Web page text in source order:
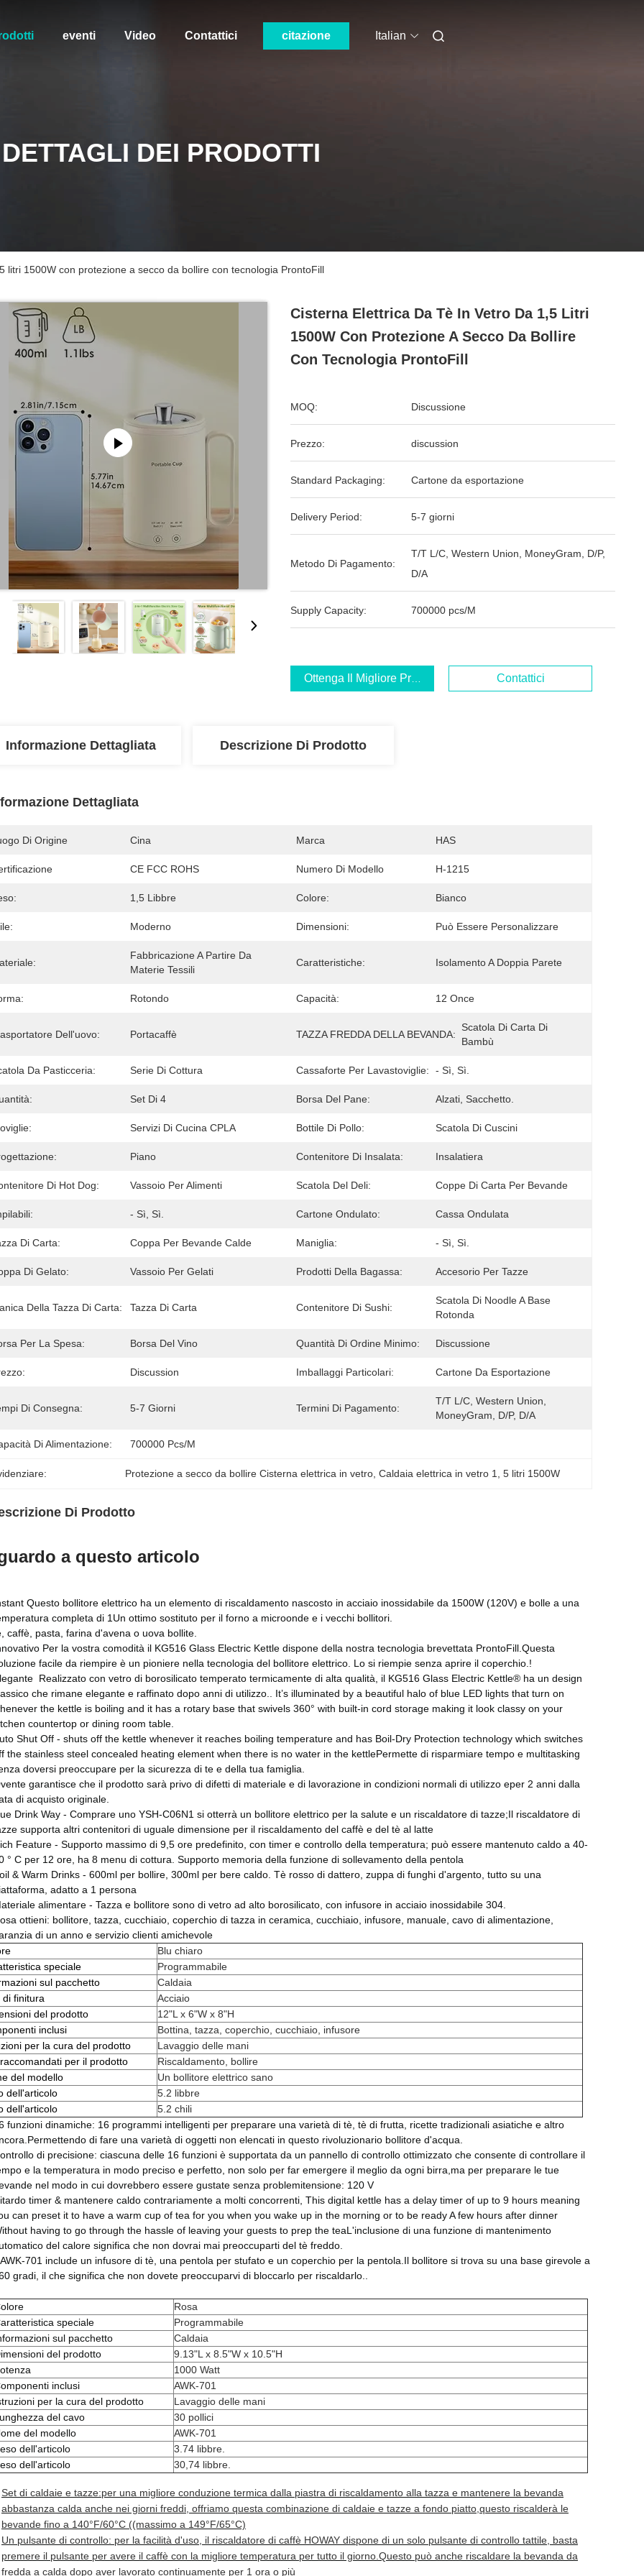
eventi Video Contattici citazione Italian
DETTAGLI DEI PRODOTTI
litri 1500W con protezione a secco da bollire con tecnologia ProntoFill
Cisterna Elettrica Da Tè In Vetro Da 1,5 Litri
1500W Con Protezione A Secco Da Bollire
Con Tecnologia ProntoFill
MOQ: Discussione
Prezzo: discussion
Standard Packaging: Cartone da esportazione
Delivery Period: 5-7 giorni
Metodo Di Pagamento:
T/T L/C, Western Union, MoneyGram, D/P,
D/A
Supply Capacity: 700000 pcs/M
Ottenga Il Migliore Prezzo Contattici
Informazione Dettagliata Descrizione Di Prodotto
Dettagliata
Di Origine Cina Marca HAS
CE FCC ROHS Numero Di Modello H-1215
1,5 Libbre Colore: Bianco
Moderno Dimensioni: Può Essere Personalizzare
Fabbricazione A Partire Da
Materie Tessili
Caratteristiche: Isolamento A Doppia Parete
Rotondo Capacità: 12 Once
Dell'uovo: Portacaffè TAZZA FREDDA DELLA BEVANDA:
Scatola Di Carta Di
Bambù
Da Pasticceria: Serie Di Cottura Cassaforte Per Lavastoviglie: - Sì, Sì.
Set Di 4 Borsa Del Pane: Alzati, Sacchetto.
Servizi Di Cucina CPLA Bottile Di Pollo: Scatola Di Cuscini
Piano Contenitore Di Insalata: Insalatiera
Di Hot Dog: Vassoio Per Alimenti Scatola Del Deli: Coppe Di Carta Per Bevande
- Sì, Sì. Cartone Ondulato: Cassa Ondulata
Di Carta: Coppa Per Bevande Calde Maniglia: - Sì, Sì.
Di Gelato: Vassoio Per Gelati Prodotti Della Bagassa: Accesorio Per Tazze
Della Tazza Di Carta: Tazza Di Carta Contenitore Di Sushi:
Scatola Di Noodle A Base
Rotonda
Per La Spesa: Borsa Del Vino Quantità Di Ordine Minimo: Discussione
Discussion Imballaggi Particolari: Cartone Da Esportazione
Di Consegna: 5-7 Giorni Termini Di Pagamento:
T/T L/C, Western Union,
MoneyGram, D/P, D/A
Di Alimentazione: 700000 Pcs/M
Protezione a secco da bollire Cisterna elettrica in vetro , Caldaia elettrica in vetro 1 , 5 litri 1500W
Di Prodotto
a questo articolo
Questo bollitore elettrico ha un elemento di riscaldamento nascosto in acciaio inossidabile da 1500W (120V) e bolle a una
completa di 1Un ottimo sostituto per il forno a microonde e i vecchi bollitori.
caffè, pasta, farina d'avena o uova bollite.
Per la vostra comodità il KG516 Glass Electric Kettle dispone della nostra tecnologia brevettata ProntoFill.Questa
facile da riempire è un pioniere nella tecnologia del bollitore elettrico. Lo si riempie senza aprire il coperchio.!
Realizzato con vetro di borosilicato temperato termicamente di alta qualità, il KG516 Glass Electric Kettle® ha un design
che rimane elegante e raffinato dopo anni di utilizzo.. It’s illuminated by a beautiful halo of blue LED lights that turn on
the kettle is boiling and it has a rotary base that swivels 360° with built-in cord storage making it look classy on your
countertop or dining room table.
Shut Off - shuts off the kettle whenever it reaches boiling temperature and has Boil-Dry Protection technology which switches
the stainless steel concealed heating element when there is no water in the kettlePermette di risparmiare tempo e multitasking
doversi preoccupare per la sicurezza di te e della tua famiglia.
garantisce che il prodotto sarà privo di difetti di materiale e di lavorazione in condizioni normali di utilizzo eper 2 anni dalla
di acquisto originale.
Drink Way - Comprare uno YSH-C06N1 si otterrà un bollitore elettrico per la salute e un riscaldatore di tazze;Il riscaldatore di
supporta altri contenitori di uguale dimensione per il riscaldamento del caffè e del tè al latte
Feature - Supporto massimo di 9,5 ore predefinito, con timer e controllo della temperatura; può essere mantenuto caldo a 40-
° C per 12 ore, ha 8 menu di cottura. Supporto memoria della funzione di sollevamento della pentola
& Warm Drinks - 600ml per bollire, 300ml per bere caldo. Tè rosso di dattero, zuppa di funghi d'argento, tutto su una
adatto a 1 persona
alimentare - Tazza e bollitore sono di vetro ad alto borosilicato, con infusore in acciaio inossidabile 304.
ottieni: bollitore, tazza, cucchiaio, coperchio di tazza in ceramica, cucchiaio, infusore, manuale, cavo di alimentazione,
di un anno e servizio clienti amichevole
Blu chiaro
speciale
Programmabile
sul pacchetto
Caldaia
di finitura
Acciaio
del prodotto
12"L x 6"W x 8"H
inclusi
Bottina, tazza, coperchio, cucchiaio, infusore
per la cura del prodotto
Lavaggio delle mani
per il prodotto
Riscaldamento, bollire
del modello
Un bollitore elettrico sano
dell'articolo
5.2 libbre
dell'articolo
5.2 chili
funzioni dinamiche: 16 programmi intelligenti per preparare una varietà di tè, tè di frutta, ricette tradizionali asiatiche e altro
di fare una varietà di oggetti non elencati in questo rivoluzionario bollitore d'acqua.
di precisione: ciascuna delle 16 funzioni è supportata da un pannello di controllo ottimizzato che consente di controllare il
e la temperatura in modo preciso e perfetto, non solo per far emergere il meglio da ogni birra,ma per preparare le tue
nel modo in cui dovrebbero essere gustate senza problemitensione: 120 V
timer & mantenere caldo contrariamente a molti concorrenti, This digital kettle has a delay timer of up to 9 hours meaning
can preset it to have a warm cup of tea for you when you wake up in the morning or to be ready A few hours after dinner
having to go through the hassle of leaving your guests to prep the teaL'inclusione di una funzione di mantenimento
del calore significa che non dovrai mai preoccuparti del tè freddo.
701 include un infusore di tè, una pentola per stufato e un coperchio per la pentola.Il bollitore si trova su una base girevole a
gradi, il che significa che non dovete preoccuparvi di bloccarlo per riscaldarlo..
Rosa
speciale
Programmabile
sul pacchetto
Caldaia
del prodotto
9.13"L x 8.5"W x 10.5"H
1000 Watt
inclusi
AWK-701
per la cura del prodotto
Lavaggio delle mani
del cavo
30 pollici
del modello
AWK-701
dell'articolo
3.74 libbre.
dell'articolo
30,74 libbre.
Set di caldaie e tazze:per una migliore conduzione termica dalla piastra di riscaldamento alla tazza e mantenere la bevanda
abbastanza calda anche nei giorni freddi, offriamo questa combinazione di caldaie e tazze a fondo piatto,questo riscalderà le
bevande fino a 140°F/60°C ((massimo a 149°F/65°C)
Un pulsante di controllo: per la facilità d'uso, il riscaldatore di caffè HOWAY dispone di un solo pulsante di controllo tattile, basta
premere il pulsante per avere il caffè con la migliore temperatura per tutto il giorno.Questo può anche riscaldare la bevanda da
fredda a calda dopo aver lavorato continuamente per 1 ora o più